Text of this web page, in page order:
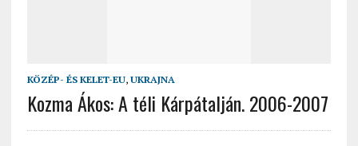
KÖZÉP- ÉS KELET-EU, UKRAJNA
Kozma Ákos: A téli Kárpátalján. 2006-2007